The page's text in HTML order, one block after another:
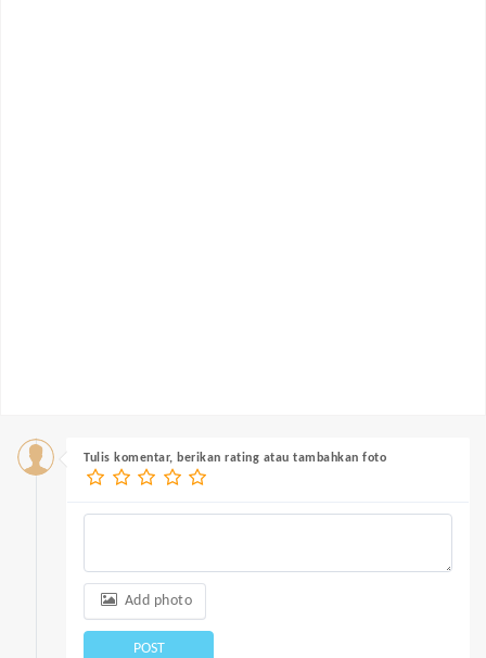
Tulis komentar, berikan rating atau tambahkan foto
Add photo
POST